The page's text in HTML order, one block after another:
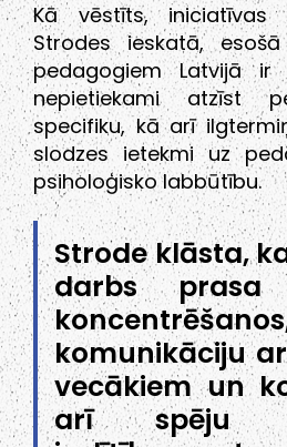
Kā vēstīts, iniciatīvas
Strodes ieskatā,
pedagogiem Latvijā
nepietiekami atzīst
specifiku, kā arī
slodzes ietekmi uz
psiholoģisko labbūtību.
Strode klāsta,
darbs prasa
komunikāciju
vecākiem un
arī spēju